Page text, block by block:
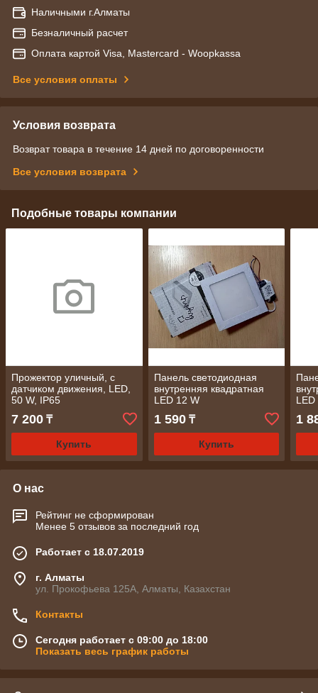
Наличными г.Алматы
Безналичный расчет
Оплата картой Visa, Mastercard - Woopkassa
Все условия оплаты
Условия возврата
Возврат товара в течение 14 дней по договоренности
Все условия возврата
Подобные товары компании
Прожектор уличный, с
датчиком движения, LED,
50 W, IP65
7 200 ₸
Купить
Панель светодиодная
внутренняя квадратная
LED 12 W
1 590₸
Купить
LED
1
О нас
Рейтинг не сформирован
Менее 5 отзывов за последний год
Работает с 18.07.2019
г. Алматы
ул. Прокофьева 125А, Алматы, Казахстан
Контакты
Сегодня работает с 09:00 до 18:00
Показать весь график работы